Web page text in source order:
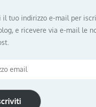
il tuo indirizzo e-mail per
e ricevere via e-mail le